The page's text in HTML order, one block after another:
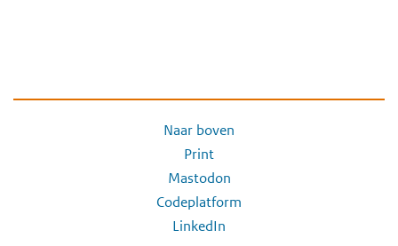
Naar boven
Print
Mastodon
Codeplatform
LinkedIn